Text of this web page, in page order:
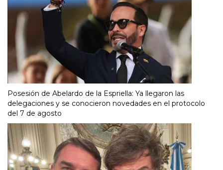
Posesión de Abelardo de la Espriella: Ya llegaron las
delegaciones y se conocieron novedades en el protocolo
del 7 de agosto